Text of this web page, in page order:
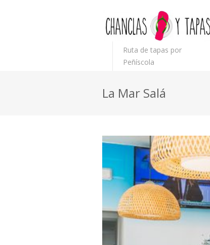
Ruta de tapas por
Peñíscola
La Mar Salá